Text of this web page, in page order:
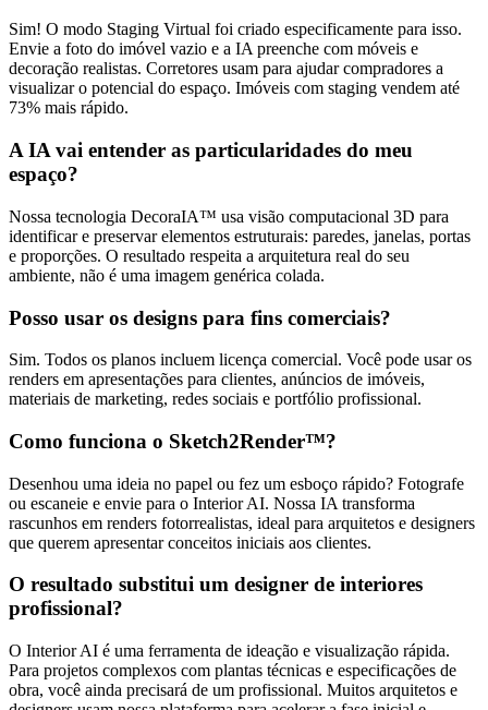
Sim! O modo Staging Virtual foi criado especificamente para isso.
Envie a foto do imóvel vazio e a IA preenche com móveis e
decoração realistas. Corretores usam para ajudar compradores a
visualizar o potencial do espaço. Imóveis com staging vendem até
73% mais rápido.
A IA vai entender as particularidades do meu
espaço?
Nossa tecnologia DecoraIA™ usa visão computacional 3D para
identificar e preservar elementos estruturais: paredes, janelas, portas
e proporções. O resultado respeita a arquitetura real do seu
ambiente, não é uma imagem genérica colada.
Posso usar os designs para fins comerciais?
Sim. Todos os planos incluem licença comercial. Você pode usar os
renders em apresentações para clientes, anúncios de imóveis,
materiais de marketing, redes sociais e portfólio profissional.
Como funciona o Sketch2Render™?
Desenhou uma ideia no papel ou fez um esboço rápido? Fotografe
ou escaneie e envie para o Interior AI. Nossa IA transforma
rascunhos em renders fotorrealistas, ideal para arquitetos e designers
que querem apresentar conceitos iniciais aos clientes.
O resultado substitui um designer de interiores
profissional?
O Interior AI é uma ferramenta de ideação e visualização rápida.
Para projetos complexos com plantas técnicas e especificações de
obra, você ainda precisará de um profissional. Muitos arquitetos e